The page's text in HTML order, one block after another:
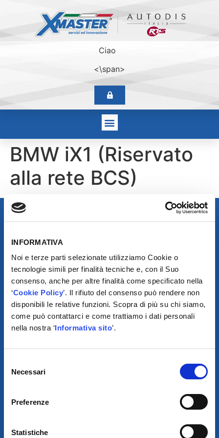
INFORMATIVA
Noi e terze parti selezionate utilizziamo Cookie o
tecnologie simili per finalità tecniche e, con il Suo
consenso, anche per altre finalità come specificato nella
‘Cookie Policy’. Il rifiuto del consenso può rendere non
disponibili le relative funzioni. Scopra di più su chi siamo,
come può contattarci e come trattiamo i dati personali
nella nostra ‘Informativa sito’.
delNecessari
Preferenze
Statistiche
Ciao
<\span>
BMW iX1 (Riservato
alla rete BCS)
SCARICA IL PROGRAMMA
DI TELEASSISTENZA
È UN MARCHIO DI AUTODIS ITALIA HOLDING
SARCO S.R.L. UNIPERSONALE
SOCIETÀ SOGGETTA A DIREZIONE E COORDINAMENTO DELLA